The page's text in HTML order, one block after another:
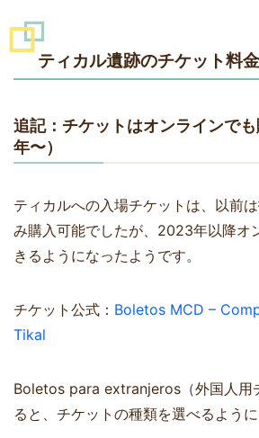
ティカル遺跡のチケット料
追記：チケットはオンラインで
年〜）
ティカルへの入場チケットは、以前
み購入可能でしたが、2023年以降オ
きるようになったようです。
チケット公式： Boletos MCD –
Tikal
Boletos para extranjeros（外国人用
ると、チケットの種類を選べるように